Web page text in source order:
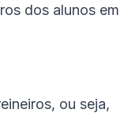
dos alunos em
ou seja,